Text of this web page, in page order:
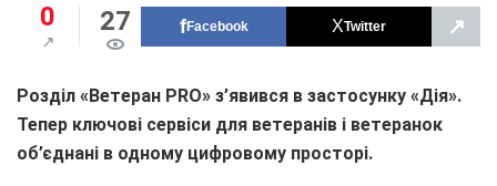
0 27 Facebook Twitter ↗
Розділ «Ветеран PRO» з’явився в застосунку «Дія».
Тепер ключові сервіси для ветеранів і ветеранок
об’єднані в одному цифровому просторі.